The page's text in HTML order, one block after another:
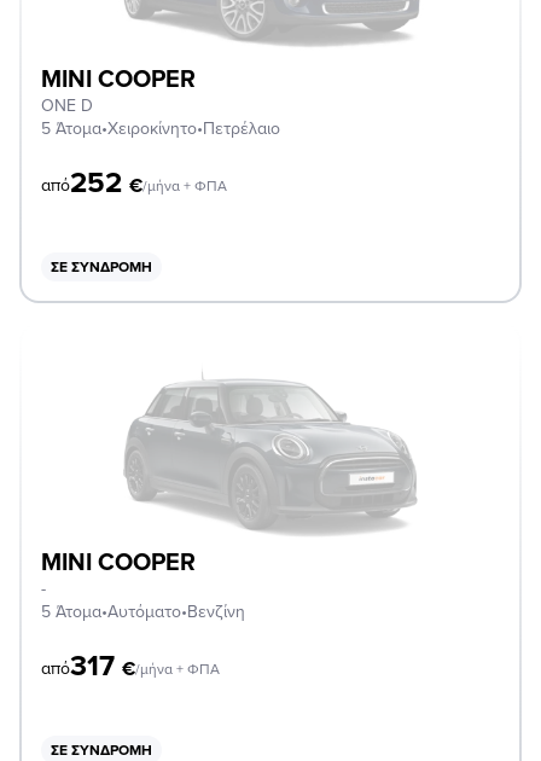
MINI COOPER
ONE D
5 Άτομα•Χειροκίνητο•Πετρέλαιο
από252 €/μήνα + ΦΠΑ
ΣΕ ΣΥΝΔΡΟΜΉ
MINI COOPER
-
5 Άτομα•Αυτόματο•Βενζίνη
από317 €/μήνα + ΦΠΑ
ΣΕ ΣΥΝΔΡΟΜΉ